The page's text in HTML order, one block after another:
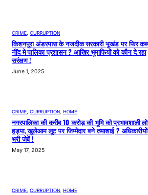
CRIME CURRUPTION
किशनपुरा अंडरपास के नजदीक सरकारी भूखंड पर फिर
नींद मे पालिका प्रशासन ? आखिर भूमाफियों को कौन दे रहा
सरंक्षण !
June 1, 2025
CRIME CURRUPTION HOME
नगरपालिका की करीब 10 करोड़ की भूमि को प्रभावशाली
हड़पा, खुलेआम लूट पर जिम्मेदार बने तमाशाई ?
भरी जेबें !
May 17, 2025
CRIME CURRUPTION HOME